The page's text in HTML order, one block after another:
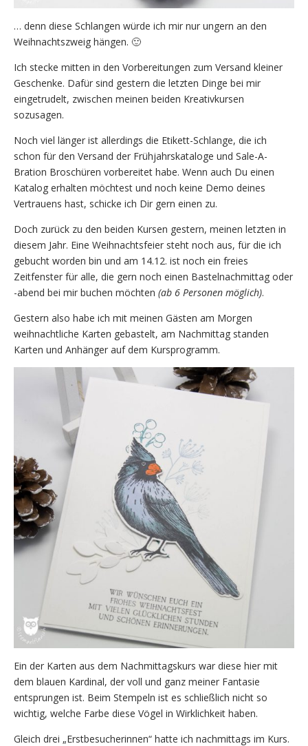
… denn diese Schlangen würde ich mir nur ungern an den
Weihnachtszweig hängen. 🙂
Ich stecke mitten in den Vorbereitungen zum Versand kleiner
Geschenke. Dafür sind gestern die letzten Dinge bei mir
eingetrudelt, zwischen meinen beiden Kreativkursen
sozusagen.
Noch viel länger ist allerdings die Etikett-Schlange, die ich
schon für den Versand der Frühjahrskataloge und Sale-A-
Bration Broschüren vorbereitet habe. Wenn auch Du einen
Katalog erhalten möchtest und noch keine Demo deines
Vertrauens hast, schicke ich Dir gern einen zu.
Doch zurück zu den beiden Kursen gestern, meinen letzten in
diesem Jahr. Eine Weihnachtsfeier steht noch aus, für die ich
gebucht worden bin und am 14.12. ist noch ein freies
Zeitfenster für alle, die gern noch einen Bastelnachmittag oder
-abend bei mir buchen möchten (ab 6 Personen möglich).
Gestern also habe ich mit meinen Gästen am Morgen
weihnachtliche Karten gebastelt, am Nachmittag standen
Karten und Anhänger auf dem Kursprogramm.
Ein der Karten aus dem Nachmittagskurs war diese hier mit
dem blauen Kardinal, der voll und ganz meiner Fantasie
entsprungen ist. Beim Stempeln ist es schließlich nicht so
wichtig, welche Farbe diese Vögel in Wirklichkeit haben.
Gleich drei „Erstbesucherinnen“ hatte ich nachmittags im Kurs.